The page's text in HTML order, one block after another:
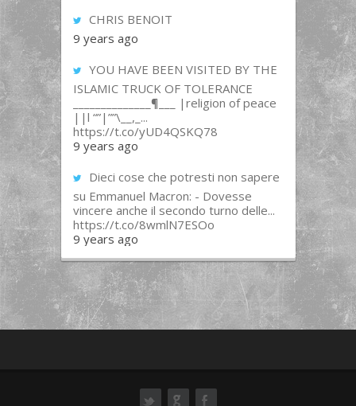
CHRIS BENOIT
9 years ago
YOU HAVE BEEN VISITED BY THE
ISLAMIC TRUCK OF TOLERANCE
______________¶___ |religion of peace
||l “”|””\__,_...
https://t.co/yUD4QSKQ78
9 years ago
Dieci cose che potresti non sapere
su Emmanuel Macron: - Dovesse
vincere anche il secondo turno delle...
https://t.co/8wmlN7ESOo
9 years ago